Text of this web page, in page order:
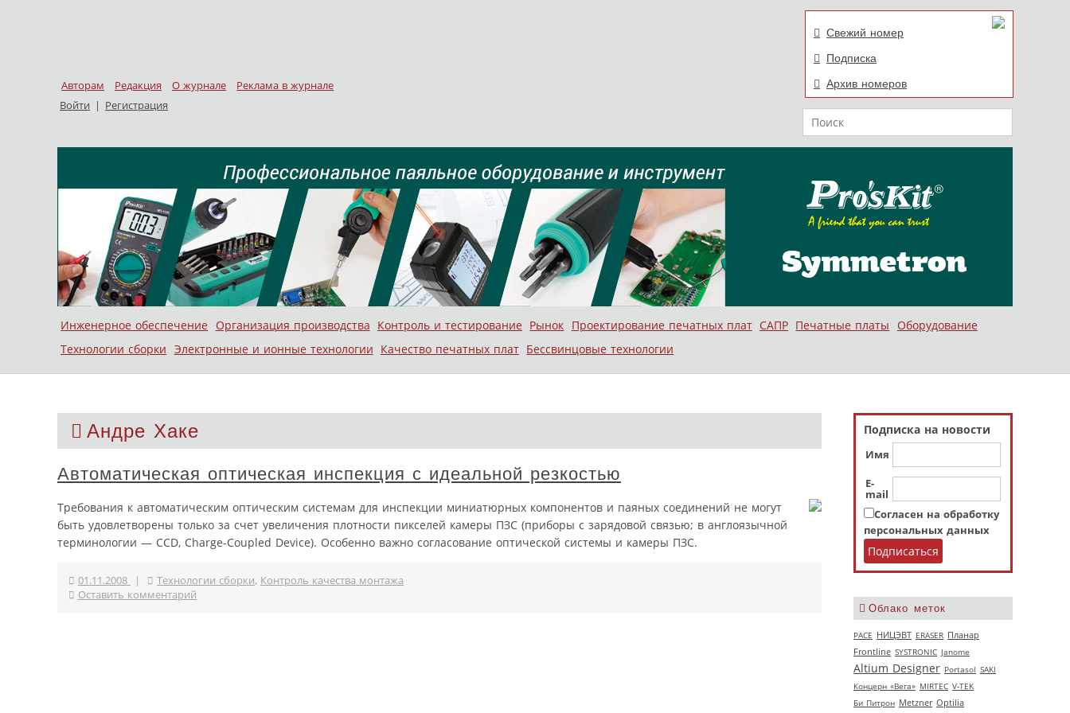
Авторам Редакция О журнале
Реклама в журнале
Войти | Регистрация
Свежий номер
Подписка
Архив номеров
Поиск
Меню
Skip to content
Инженерное обеспечение Организация производства Контроль и тестирование Рынок Проектирование печатных плат САПР Печатные платы
Оборудование
Технологии сборки Электронные и ионные технологии Качество печатных плат Бессвинцовые технологии
Подписка на новости
Имя
E-
mail
Согласен на обработку
персональных данных
Облако меток
РАСЕ НИЦЭВТ ERASER Планар
Frontline SYSTRONIC Janome
Altium Designer Portasol SAKI
Концерн «Вега» MIRTEC V‑TEK
Би Питрон Metzner Optilia
Андре Хаке
Автоматическая оптическая инспекция с идеальной резкостью
Требования к автоматическим оптическим системам для инспекции миниатюрных компонентов и паяных соединений не могут
быть удовлетворены только за счет увеличения плотности пикселей камеры ПЗС (приборы с зарядовой связью; в англоязычной
терминологии — CCD, Charge-Coupled Device). Особенно важно согласование оптической системы и камеры ПЗС.
01.11.2008 | Технологии сборки, Контроль качества монтажа
Оставить комментарий